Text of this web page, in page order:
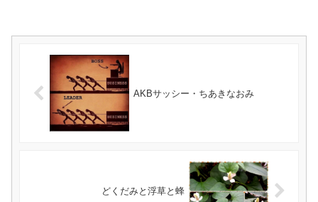
AKBサッシー・ちあきなおみ
どくだみと浮草と蜂